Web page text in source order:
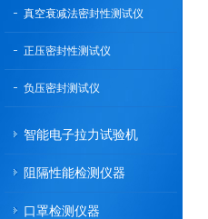
真空衰减法密封性测试仪
正压密封性测试仪
负压密封测试仪
智能电子拉力试验机
阻隔性能检测仪器
口罩检测仪器